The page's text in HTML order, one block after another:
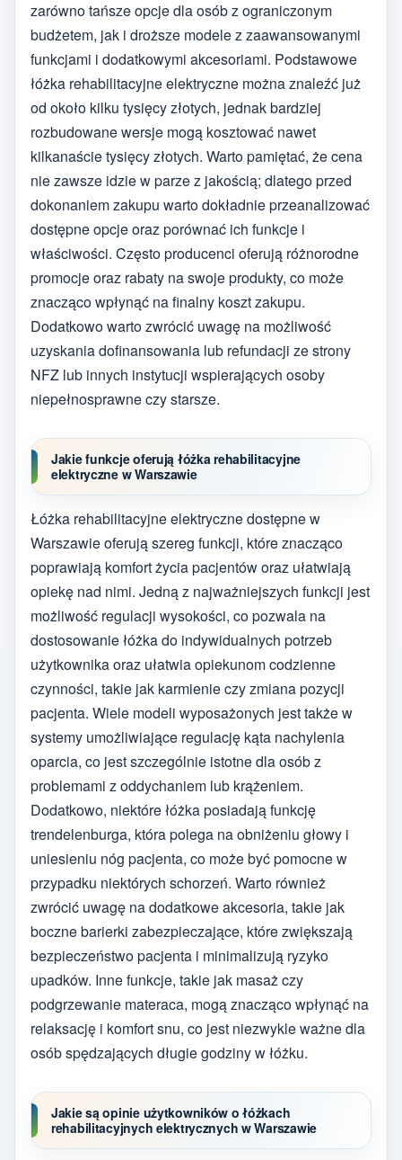
zarówno tańsze opcje dla osób z ograniczonym
budżetem, jak i droższe modele z zaawansowanymi
funkcjami i dodatkowymi akcesoriami. Podstawowe
łóżka rehabilitacyjne elektryczne można znaleźć już
od około kilku tysięcy złotych, jednak bardziej
rozbudowane wersje mogą kosztować nawet
kilkanaście tysięcy złotych. Warto pamiętać, że cena
nie zawsze idzie w parze z jakością; dlatego przed
dokonaniem zakupu warto dokładnie przeanalizować
dostępne opcje oraz porównać ich funkcje i
właściwości. Często producenci oferują różnorodne
promocje oraz rabaty na swoje produkty, co może
znacząco wpłynąć na finalny koszt zakupu.
Dodatkowo warto zwrócić uwagę na możliwość
uzyskania dofinansowania lub refundacji ze strony
NFZ lub innych instytucji wspierających osoby
niepełnosprawne czy starsze.
Jakie funkcje oferują łóżka rehabilitacyjne
elektryczne w Warszawie
Łóżka rehabilitacyjne elektryczne dostępne w
Warszawie oferują szereg funkcji, które znacząco
poprawiają komfort życia pacjentów oraz ułatwiają
opiekę nad nimi. Jedną z najważniejszych funkcji jest
możliwość regulacji wysokości, co pozwala na
dostosowanie łóżka do indywidualnych potrzeb
użytkownika oraz ułatwia opiekunom codzienne
czynności, takie jak karmienie czy zmiana pozycji
pacjenta. Wiele modeli wyposażonych jest także w
systemy umożliwiające regulację kąta nachylenia
oparcia, co jest szczególnie istotne dla osób z
problemami z oddychaniem lub krążeniem.
Dodatkowo, niektóre łóżka posiadają funkcję
trendelenburga, która polega na obniżeniu głowy i
uniesieniu nóg pacjenta, co może być pomocne w
przypadku niektórych schorzeń. Warto również
zwrócić uwagę na dodatkowe akcesoria, takie jak
boczne barierki zabezpieczające, które zwiększają
bezpieczeństwo pacjenta i minimalizują ryzyko
upadków. Inne funkcje, takie jak masaż czy
podgrzewanie materaca, mogą znacząco wpłynąć na
relaksację i komfort snu, co jest niezwykle ważne dla
osób spędzających długie godziny w łóżku.
Jakie są opinie użytkowników o łóżkach
rehabilitacyjnych elektrycznych w Warszawie